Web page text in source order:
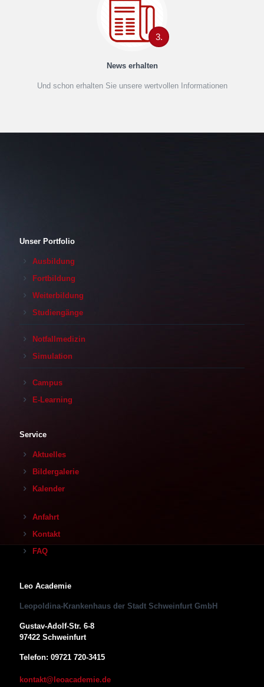
3.
News erhalten
Und schon erhalten Sie unsere wertvollen Informationen
Unser Portfolio
Ausbildung
Fortbildung
Weiterbildung
Studiengänge
Notfallmedizin
Simulation
Campus
E-Learning
Service
Aktuelles
Bildergalerie
Kalender
Anfahrt
Kontakt
FAQ
Leo Academie
Leopoldina-Krankenhaus der Stadt Schweinfurt GmbH
Gustav-Adolf-Str. 6-8
97422 Schweinfurt
Telefon: 09721 720-3415
kontakt@leoacademie.de